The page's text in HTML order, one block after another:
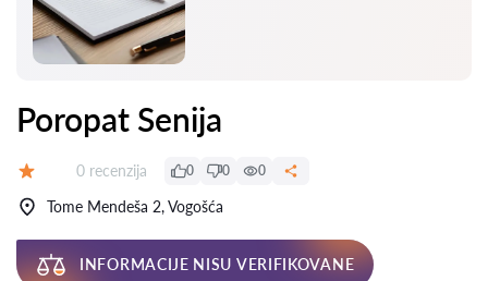
Poropat Senija
Recenzija:
0 recenzija 0 0 0
Tome Mendeša 2, Vogošća
INFORMACIJE NISU VERIFIKOVANE